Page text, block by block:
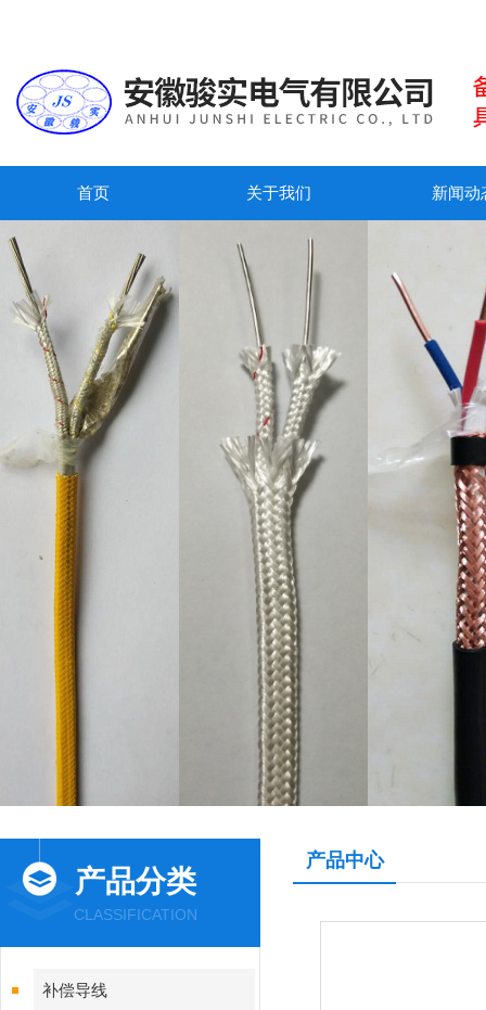
首页 关于我们 新闻动
产品分类
CLASSIFICATION
补偿导线
产品中心